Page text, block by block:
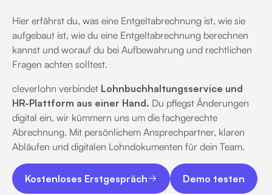
Hier erfährst du, was eine Entgeltabrechnung ist, wie sie
aufgebaut ist, wie du eine Entgeltabrechnung berechnen
kannst und worauf du bei Aufbewahrung und rechtlichen
Fragen achten solltest.
cleverlohn verbindet Lohnbuchhaltungsservice und
HR-Plattform aus einer Hand. Du pflegst Änderungen
digital ein, wir kümmern uns um die fachgerechte
Abrechnung. Mit persönlichem Ansprechpartner, klaren
Abläufen und digitalen Lohndokumenten für dein Team.
Kostenloses Erstgespräch
Kostenloses Erstgespräch
Demo testen
Demo testen